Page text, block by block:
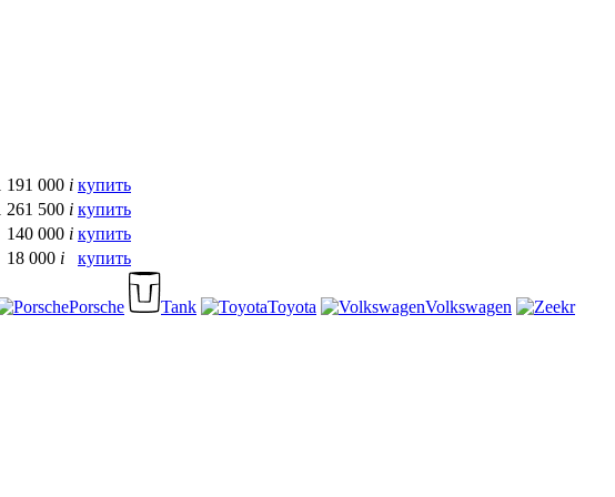
191 000 i купить
261 500 i купить
140 000 i купить
18 000 i купить
Porsche Tank Toyota Volkswagen